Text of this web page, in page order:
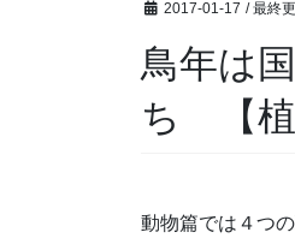
2017-01-17 / 最終
鳥年は
ち 【植
動物篇では４つ